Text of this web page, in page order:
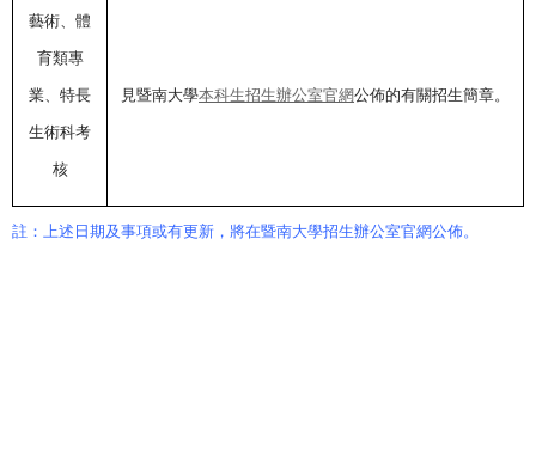
藝術、體
育類專
業、特長
生術科考
核
見暨南大學本科生招生辦公室官網公佈的有關招生簡章。
註：上述日期及事項或有更新，將在暨南大學招生辦公室官網公佈。